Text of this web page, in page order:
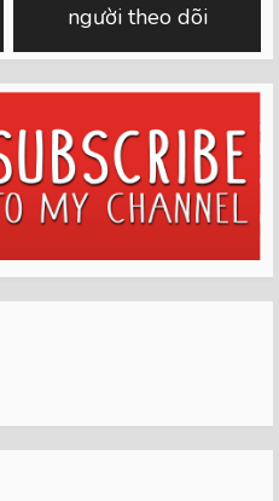
người theo dõi